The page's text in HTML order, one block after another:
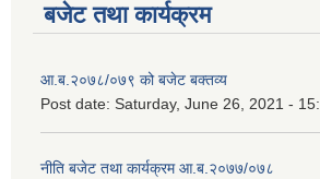
बजेट तथा कार्यक्रम
आ.ब.२०७८/०७९ को बजेट बक्तव्य
Post date: Saturday, June 26, 2021 -
नीति बजेट तथा कार्यक्रम आ.ब.२०७७/०७८